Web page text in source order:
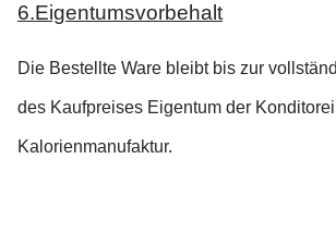
6.Eigentumsvorbehalt
Die Bestellte Ware bleibt bis zur
des Kaufpreises Eigentum der
Kalorienmanufaktur.